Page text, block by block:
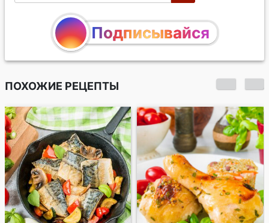
Подписывайся
ПОХОЖИЕ РЕЦЕПТЫ
Курица, тушенная в
белом вине с
грибами